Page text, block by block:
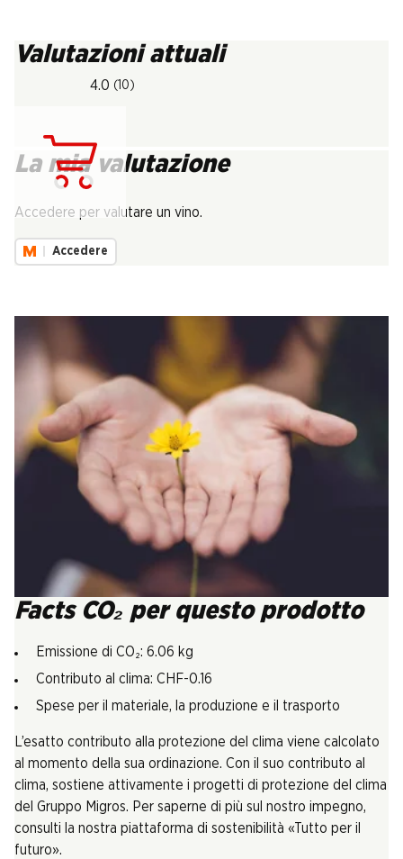
Valutazioni attuali
4.0 (10)
La mia valutazione
Accedere per valutare un vino.
Accedere
Facts CO₂ per questo prodotto
Emissione di CO₂: 6.06 kg
Contributo al clima: CHF-0.16
Spese per il materiale, la produzione e il trasporto
L’esatto contributo alla protezione del clima viene calcolato
al momento della sua ordinazione. Con il suo contributo al
clima, sostiene attivamente i progetti di protezione del clima
del Gruppo Migros. Per saperne di più sul nostro impegno,
consulti la nostra piattaforma di sostenibilità «Tutto per il
futuro».